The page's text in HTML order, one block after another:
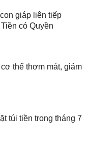
giáp liên tiếp
có Quyền
thể thơm mát, giảm
túi tiền trong tháng 7